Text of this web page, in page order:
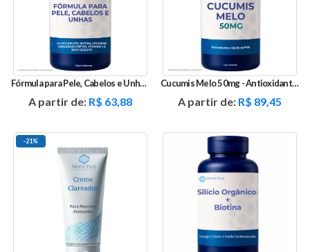
Fórmula para Pele, Cabelos e Unhas – Silício e Colágeno
A partir de: R$ 63,88
Cucumis Melo 50mg - Antioxidante e Saúde da Pele
A partir de: R$ 89,45
-21%